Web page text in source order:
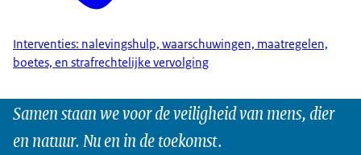
Interventies: nalevingshulp, waarschuwingen, maatregelen,
boetes, en strafrechtelijke vervolging
Samen staan we voor de veiligheid van mens, dier
en natuur. Nu en in de toekomst.